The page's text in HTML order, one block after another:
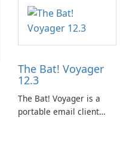
The Bat! Voyager
12.3
The Bat! Voyager is a
portable email client